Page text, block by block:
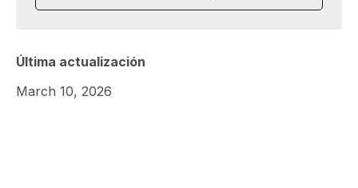
Última actualización
March 10, 2026